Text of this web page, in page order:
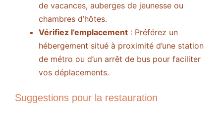
de vacances, auberges de jeunesse ou
chambres d’hôtes.
Vérifiez l’emplacement : Préférez un
hébergement situé à proximité d’une station
de métro ou d’un arrêt de bus pour faciliter
vos déplacements.
Suggestions pour la restauration